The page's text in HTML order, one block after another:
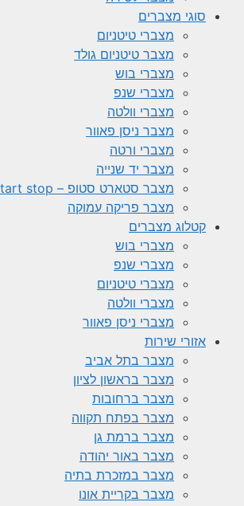
סוגי מצברים
מצברי טיטניום
מצבר טיטניום גולד
מצברי בוש
מצברי שנפ
מצברי וולטה
מצבר ניסן פאוור
מצברי ורטה
מצבר יד שנייה
מצבר סטארט סטופ – start stop
מצבר פריקה עמוקה
קטלוג מצברים
מצברי בוש
מצברי שנפ
מצברי טיטניום
מצברי וולטה
מצברי ניסן פאוור
אזורי שירות
מצבר בתל אביב
מצבר בראשון לציון
מצבר ברחובות
מצבר בפתח תקווה
מצבר ברמת גן
מצבר באור יהודה
מצבר במזכרת בתיה
מצבר בקריית אונו